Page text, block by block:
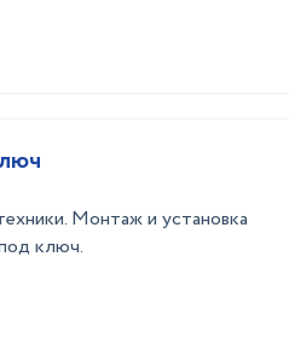
Монтаж и установка
ключ.